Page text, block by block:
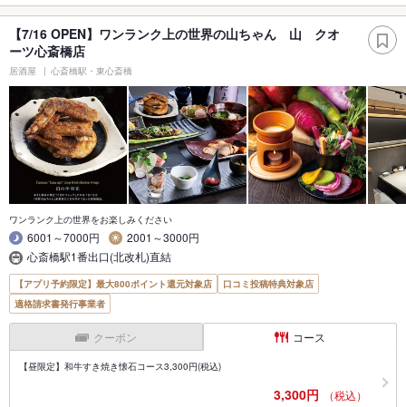
【7/16 OPEN】ワンランク上の世界の山ちゃん 山 クオ
ーツ心斎橋店
居酒屋 心斎橋駅・東心斎橋
ワンランク上の世界をお楽しみください
6001～7000円
2001～3000円
心斎橋駅1番出口(北改札)直結
【アプリ予約限定】最大800ポイント還元対象店
口コミ投稿特典対象店
適格請求書発行事業者
クーポン コース
【昼限定】和牛すき焼き懐石コース3,300円(税込)
3,300円 （税込）